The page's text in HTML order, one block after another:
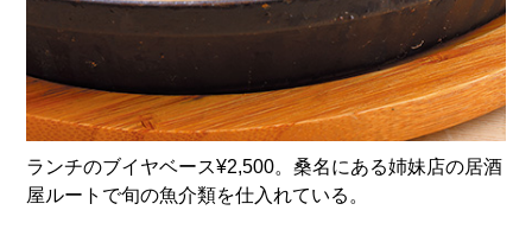
ランチのブイヤベース¥2,500。桑名にある姉妹店の居酒
屋ルートで旬の魚介類を仕入れている。